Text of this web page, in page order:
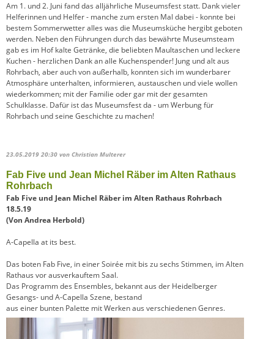
Am 1. und 2. Juni fand das alljährliche Museumsfest statt. Dank vieler
Helferinnen und Helfer - manche zum ersten Mal dabei - konnte bei
bestem Sommerwetter alles was die Museumsküche hergibt geboten
werden. Neben den Führungen durch das bewährte Museumsteam
gab es im Hof kalte Getränke, die beliebten Maultaschen und leckere
Kuchen - herzlichen Dank an alle Kuchenspender! Jung und alt aus
Rohrbach, aber auch von außerhalb, konnten sich im wunderbarer
Atmosphäre unterhalten, informieren, austauschen und viele wollen
wiederkommen; mit der Familie oder gar mit der gesamten
Schulklasse. Dafür ist das Museumsfest da - um Werbung für
Rohrbach und seine Geschichte zu machen!
23.05.2019 20:30 von Christian Multerer
Fab Five und Jean Michel Räber im Alten Rathaus
Rohrbach
Fab Five und Jean Michel Räber im Alten Rathaus Rohrbach
18.5.19
(Von Andrea Herbold)
A-Capella at its best.
Das boten Fab Five, in einer Soirée mit bis zu sechs Stimmen, im Alten
Rathaus vor ausverkauftem Saal.
Das Programm des Ensembles, bekannt aus der Heidelberger
Gesangs- und A-Capella Szene, bestand
aus einer bunten Palette mit Werken aus verschiedenen Genres.